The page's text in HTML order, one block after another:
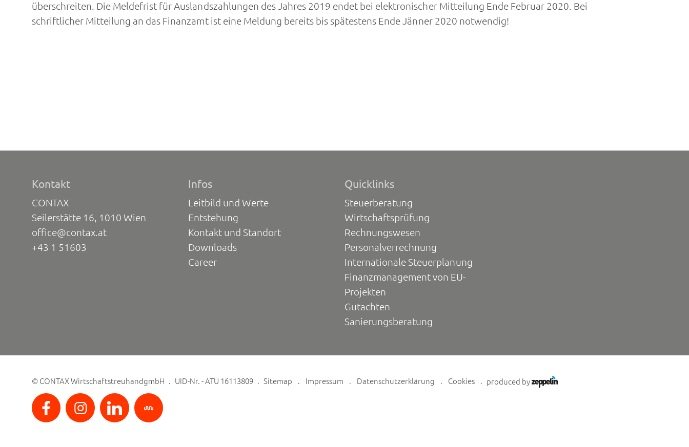
überschreiten. Die Meldefrist für Auslandszahlungen des Jahres 2019 endet bei elektronischer Mitteilung Ende Februar 2020. Bei
schriftlicher Mitteilung an das Finanzamt ist eine Meldung bereits bis spätestens Ende Jänner 2020 notwendig!
Kontakt
CONTAX
Seilerstätte 16, 1010 Wien
office@contax.at
+43 1 51603
Infos
Leitbild und Werte
Entstehung
Kontakt und Standort
Downloads
Career
Quicklinks
Steuerberatung
Wirtschaftsprüfung
Rechnungswesen
Personalverrechnung
Internationale Steuerplanung
Finanzmanagement von EU-
Projekten
Gutachten
Sanierungsberatung
© CONTAX WirtschaftstreuhandgmbH UID-Nr. - ATU 16113809 Sitemap Impressum Datenschutzerklärung Cookies produced by